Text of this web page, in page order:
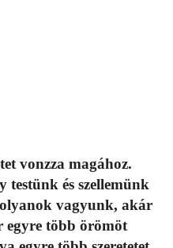
vonzza magához.
testünk és szellemünk
olyanok vagyunk, akár
egyre több örömöt